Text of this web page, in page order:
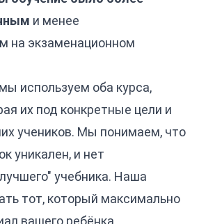
и менее
на экзаменационном
используем оба курса,
их под конкретные цели и
учеников. Мы понимаем, что
уникален, и нет
учебника. Наша
тот, который максимально
вашего ребёнка.